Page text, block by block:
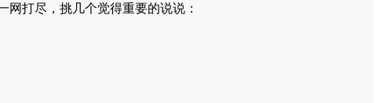
打尽，挑几个觉得重要的说说：